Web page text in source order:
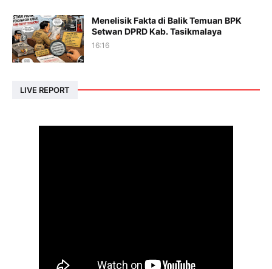
Menelisik Fakta di Balik Temuan BPK
Setwan DPRD Kab. Tasikmalaya
16:16
LIVE REPORT